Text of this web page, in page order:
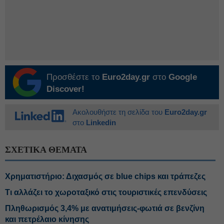
Προσθέστε το Euro2day.gr στο Google
Discover!
Ακολουθήστε τη σελίδα του Euro2day.gr
στο Linkedin
ΣΧΕΤΙΚΑ ΘΕΜΑΤΑ
Χρηματιστήριο: Διχασμός σε blue chips και τράπεζες
Τι αλλάζει το χωροταξικό στις τουριστικές επενδύσεις
Πληθωρισμός 3,4% με ανατιμήσεις-φωτιά σε βενζίνη
και πετρέλαιο κίνησης